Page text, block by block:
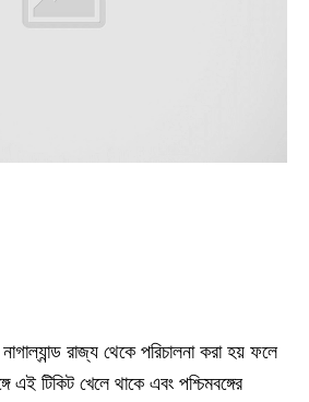
নাগাল্যান্ড রাজ্য থেকে পরিচালনা করা হয় ফলে
এই টিকিট খেলে থাকে এবং পশ্চিমবঙ্গের